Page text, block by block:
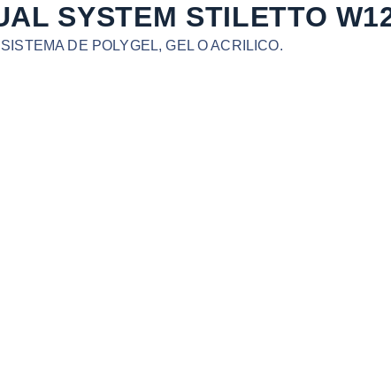
SYSTEM STILETTO
DE POLYGEL, GEL O ACRILICO.